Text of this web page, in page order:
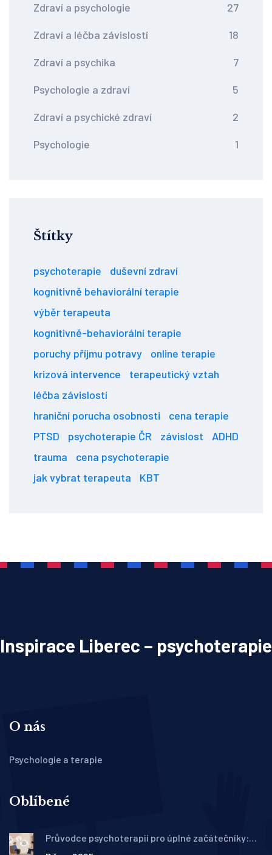
Zdraví a psychologie 27
Zdraví a léčba závislostí 18
Zdraví a psychika 7
Psychologie a zdraví 5
Zdraví a psychické zdraví 2
Psychologie 1
Štítky
psychoterapie
duševní zdraví
kognitivně behaviorální terapie
výběr terapeuta
kognitivně-behaviorální terapie
poruchy příjmu potravy
online terapie
krizová intervence
terapeutický vztah
léčba závislostí
hraniční porucha osobnosti
cena terapie
PTSD
psychoterapie ČR závislost
ADHD
trauma
cena psychoterapie
jak vybrat terapeuta
KBT
Inspirace Liberec – psychoterapie
O nás
Psychologie a terapie
Oblíbené
Průvodce psychoterapií pro úplné začátečníky: